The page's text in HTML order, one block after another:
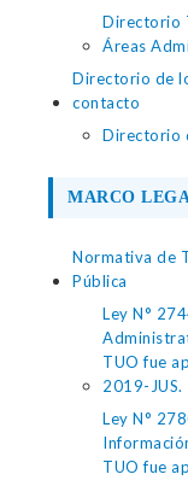
Directorio
Áreas
Directorio de
contacto
Directorio
MARCO
Normativa de
Pública
Ley N°
TUO fue
2019-JUS.
Ley N°
TUO fue